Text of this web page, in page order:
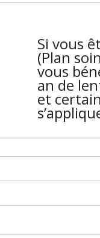
Si vous
(Plan
vous
an de
et